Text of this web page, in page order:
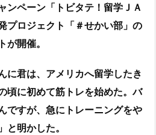
ンペーン「トビタテ！留学ＪＡ
プロジェクト「＃せかい部」の
開催。
に君は、アメリカへ留学したき
頃に初めて筋トレを始めた。バ
ですが、急にトレーニングをや
と明かした。